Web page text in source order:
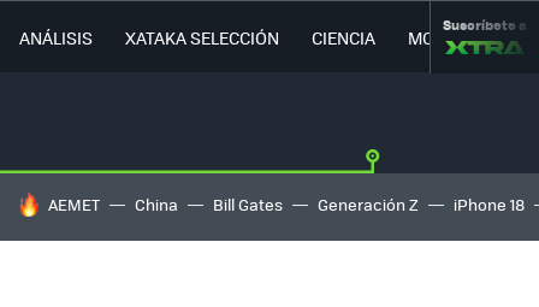
ANÁLISIS XATAKA SELECCIÓN CIENCIA MOVILIDAD
Suscríbete a
HOY SE HABLA DE
AEMET China Bill Gates Generación Z iPhone 18